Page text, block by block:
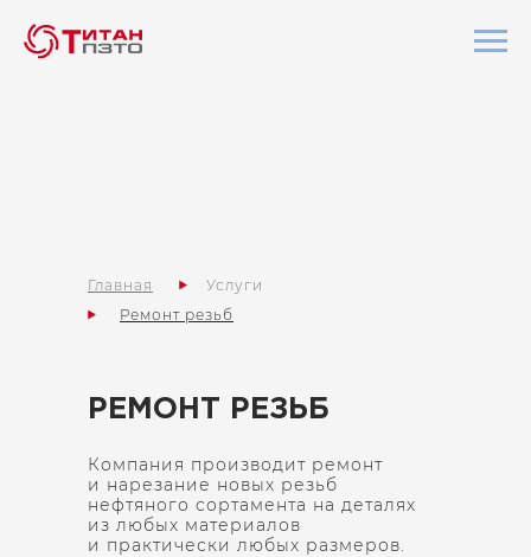
РЕМОНТ РЕЗЬБ
Компания производит ремонт
и нарезание новых резьб
нефтяного сортамента на деталях
из любых материалов
и практически любых размеров.
Главная
Услуги
Ремонт резьб